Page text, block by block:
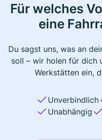
Für welches
eine
Du sagst uns, was an
soll – wir holen für dich
Werkstätten ein,
Unverbindlich
Unabhängig